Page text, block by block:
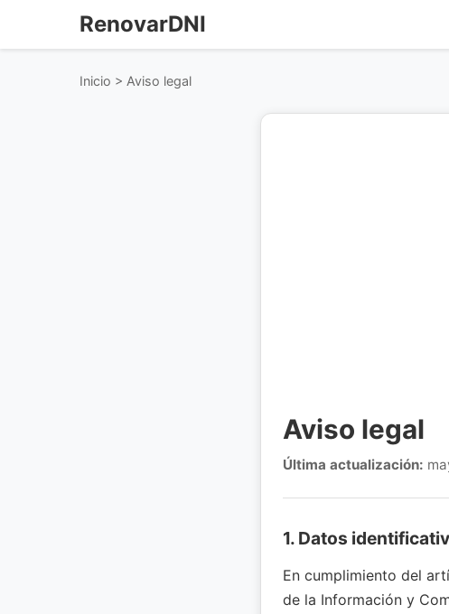
RenovarDNI
Inicio > Aviso legal
Aviso legal
Última actualización:
1. Datos
En cumplimiento del
de la Información y